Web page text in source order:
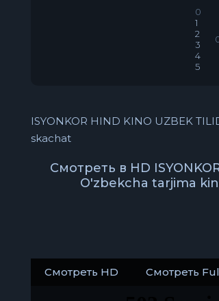
0
1
2
3
4
5
ISYONKOR HIND KINO UZBEK
skachat
Смотреть в HD
O'zbekcha tarjima
Смотреть HD Смотреть